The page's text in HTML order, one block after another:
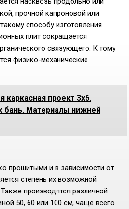
прочной капроновой или
способу изготовления
плит сокращается
связующего. К тому
физико-механические
каркасная проект 3x6.
бань. Материалы нижней
прошитыми и в зависимости от
степень их возможной
производятся различной
50, 60 или 100 см, чаще всего